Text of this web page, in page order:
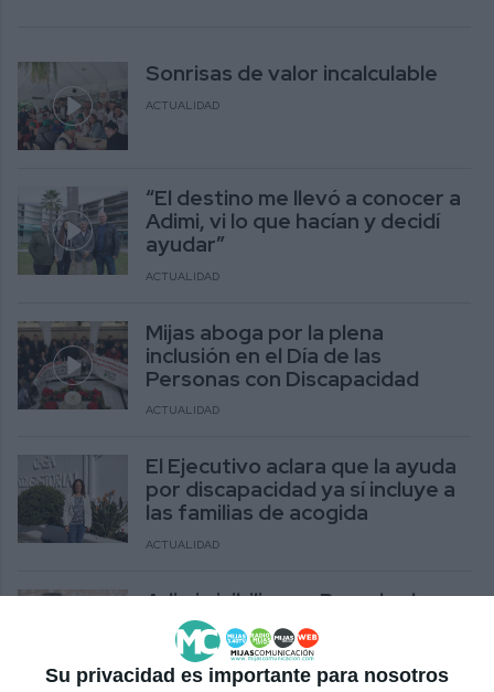
Su privacidad es importante para nosotros
Sonrisas de valor incalculable
ACTUALIDAD
“El destino me llevó a conocer a
Adimi, vi lo que hacían y decidí
ayudar”
ACTUALIDAD
Mijas aboga por la plena
inclusión en el Día de las
Personas con Discapacidad
ACTUALIDAD
El Ejecutivo aclara que la ayuda
por discapacidad ya sí incluye a
las familias de acogida
ACTUALIDAD
Adimi visibiliza en Bruselas las
necesidades de las personas
con discapacidad
ACTUALIDAD